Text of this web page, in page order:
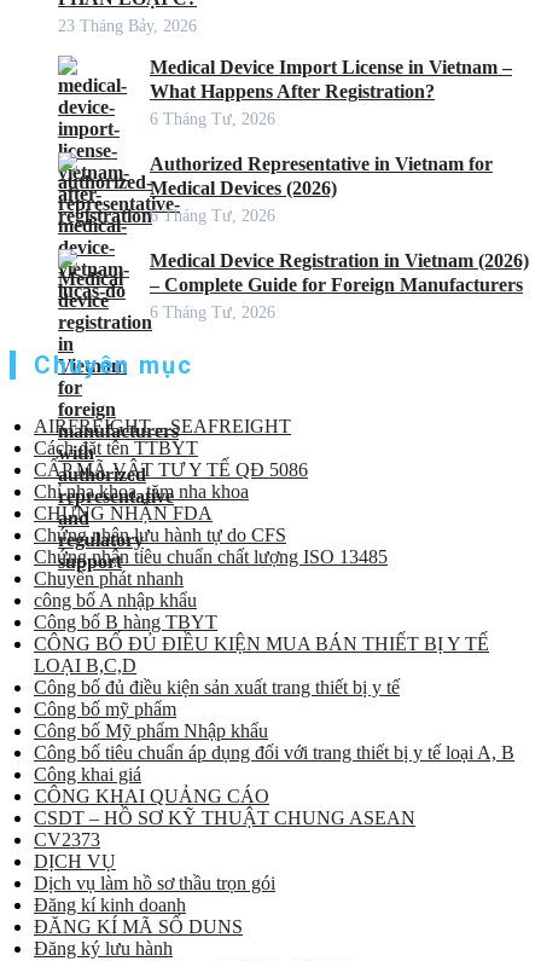
23 Tháng Bảy, 2026
Medical Device Import License in Vietnam –
What Happens After Registration?
6 Tháng Tư, 2026
Authorized Representative in Vietnam for
Medical Devices (2026)
6 Tháng Tư, 2026
Medical Device Registration in Vietnam (2026)
– Complete Guide for Foreign Manufacturers
6 Tháng Tư, 2026
Chuyên mục
AIRFREIGHT – SEAFREIGHT
Cách đặt tên TTBYT
CẤP MÃ VẬT TƯ Y TẾ QĐ 5086
Chỉ nha khoa, tăm nha khoa
CHỨNG NHẬN FDA
Chứng nhận lưu hành tự do CFS
Chứng nhận tiêu chuẩn chất lượng ISO 13485
Chuyển phát nhanh
công bố A nhập khẩu
Công bố B hàng TBYT
CÔNG BỐ ĐỦ ĐIỀU KIỆN MUA BÁN THIẾT BỊ Y TẾ
LOẠI B,C,D
Công bố đủ điều kiện sản xuất trang thiết bị y tế
Công bố mỹ phẩm
Công bố Mỹ phẩm Nhập khẩu
Công bố tiêu chuẩn áp dụng đối với trang thiết bị y tế loại A, B
Công khai giá
CÔNG KHAI QUẢNG CÁO
CSDT – HỒ SƠ KỸ THUẬT CHUNG ASEAN
CV2373
DỊCH VỤ
Dịch vụ làm hồ sơ thầu trọn gói
Đăng kí kinh doanh
ĐĂNG KÍ MÃ SỐ DUNS
Đăng ký lưu hành